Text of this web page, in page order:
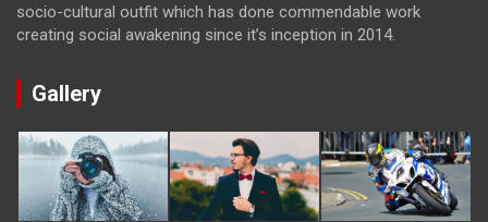
socio-cultural outfit which has done commendable work
creating social awakening since it’s inception in 2014.
Gallery